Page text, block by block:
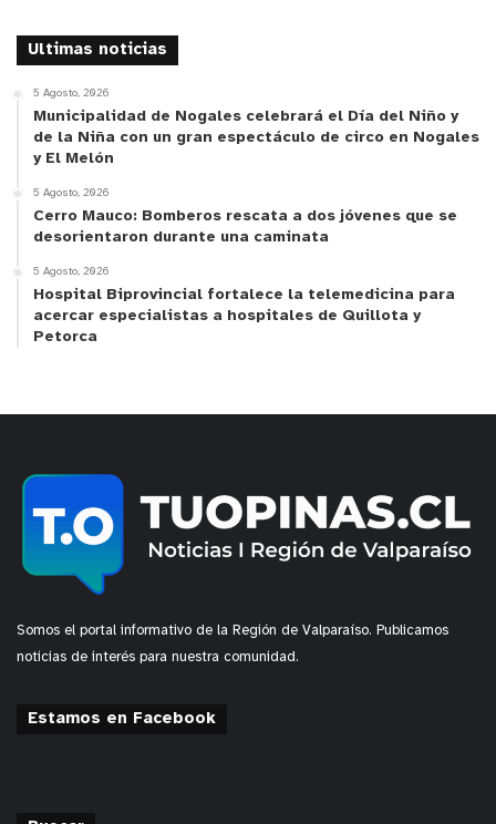
Ultimas noticias
5 Agosto, 2026
Municipalidad de Nogales celebrará el Día del Niño y
de la Niña con un gran espectáculo de circo en Nogales
y El Melón
5 Agosto, 2026
Cerro Mauco: Bomberos rescata a dos jóvenes que se
desorientaron durante una caminata
5 Agosto, 2026
Hospital Biprovincial fortalece la telemedicina para
acercar especialistas a hospitales de Quillota y
Petorca
Somos el portal informativo de la Región de Valparaíso. Publicamos
noticias de interés para nuestra comunidad.
Estamos en Facebook